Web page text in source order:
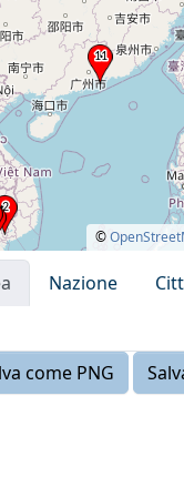
©
Nazione
come PNG